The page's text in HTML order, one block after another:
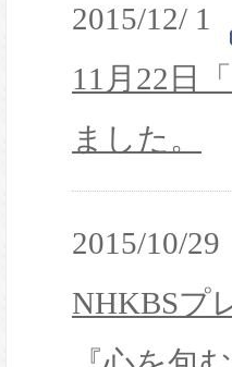
2015/12/ 1
11月22日
ました。
2015/10/29
NHKBSプ